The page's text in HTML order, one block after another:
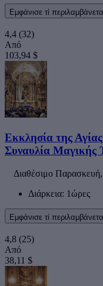
Εμφάνισε τί
4,4 (32)
Από
103,94 $
Εκκλησία της
Συναυλία Μαγικής
Διαθέσιμο
Διάρκεια: 1ώρες
Εμφάνισε τί
4,8 (25)
Από
38,11 $